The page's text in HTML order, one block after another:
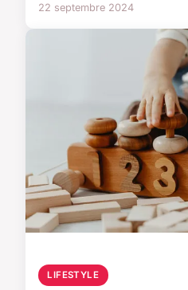
22 septembre 2024
LIFESTYLE